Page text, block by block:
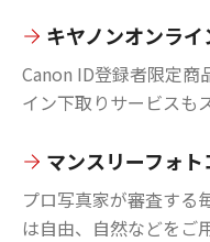
キヤノンオンラ
Canon ID登録者限定商
イン下取りサービスも
マンスリーフォト
プロ写真家が審査する
は自由、自然などをご